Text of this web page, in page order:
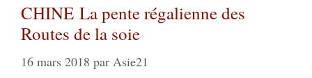
CHINE La pente régalienne des
Routes de la soie
16 mars 2018 par Asie21